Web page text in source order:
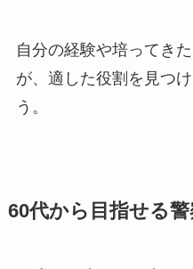
自分の経験や培ってき
が、適した役割を見つ
う。
60代から目指せる